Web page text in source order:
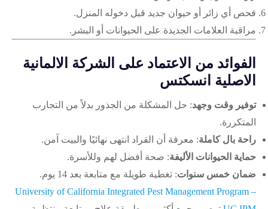
فحص أي زائر أو حيوان جديد قبل دخوله المنزل.
مراقبة العلامات الجديدة على الحيوانات أو البشر.
الفوائد من الاعتماد على الشركة الالمانية
الاصلية انسكتس
توفير وقت وجهد: حل المشكلة من الجذور بدلاً من التجارب
المتكررة.
راحة بال كاملة: معرفة أن القراد انتهى نهائيًا والبيت آمن.
حماية الحيوانات الأليفة: صحة أفضل لهم وللأسرة.
ضمان خمس سنوات: تغطية طويلة مع متابعة بعد 14 يوم.
University of California Integrated Pest Management Program –